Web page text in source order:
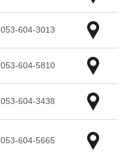
053-604-3013
053-604-5810
053-604-3438
053-604-5665